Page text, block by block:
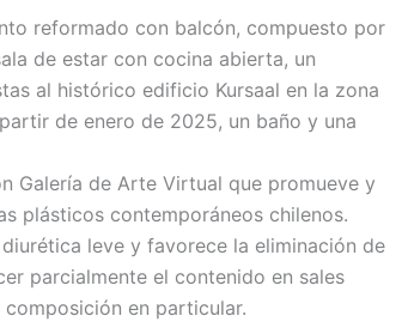
reformado con balcón, compuesto por
de estar con cocina abierta, un
al histórico edificio Kursaal en la zona
de enero de 2025, un baño y una
Galería de Arte Virtual que promueve y
plásticos contemporáneos chilenos.
leve y favorece la eliminación de
parcialmente el contenido en sales
en particular.